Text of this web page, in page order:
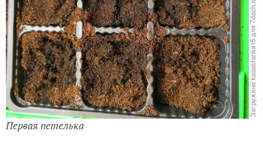
Рассадник
05.03.2019 — появление первой петельки, 1 из 6.